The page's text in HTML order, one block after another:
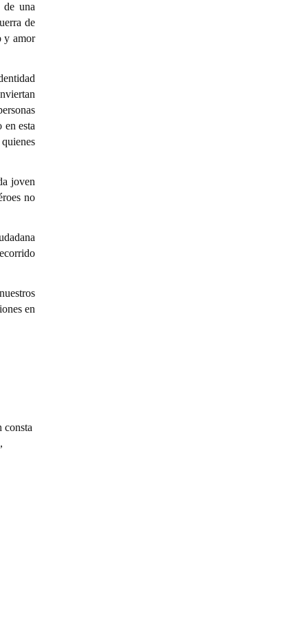
de una
de
y amor
en esta
joven
no
en
consta